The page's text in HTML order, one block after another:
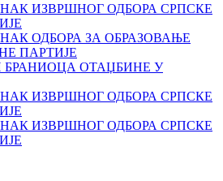
ИЗВРШНОГ ОДБОРА СРПСКЕ
ОДБОРА ЗА ОБРАЗОВАЊЕ
ПАРТИЈЕ
ОТАЏБИНЕ У
ИЗВРШНОГ ОДБОРА СРПСКЕ
ИЗВРШНОГ ОДБОРА СРПСКЕ